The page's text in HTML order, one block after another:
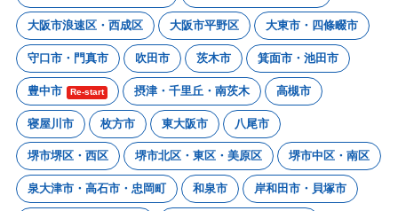
大阪市浪速区・西成区 大阪市平野区 大東市・四條畷市
守口市・門真市 吹田市 茨木市 箕面市・池田市
豊中市 Re-start 摂津・千里丘・南茨木 高槻市
寝屋川市 枚方市 東大阪市 八尾市
堺市堺区・西区 堺市北区・東区・美原区 堺市中区・南区
泉大津市・高石市・忠岡町 和泉市 岸和田市・貝塚市